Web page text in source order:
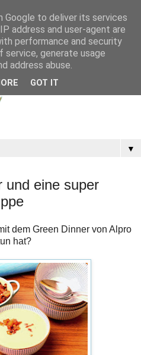
▼
und eine super
dem Green Dinner von Alpro
hat?
Google to deliver its services
address and user-agent are
performance and security
generate usage
address abuse.
GOT IT